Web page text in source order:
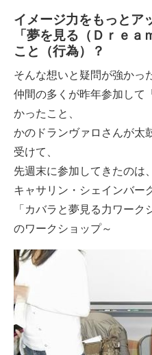
イメージ力をもっとア
「夢を見る（Ｄｒｅ
こと（行為）？
そんな想いと疑問が強かっ
仲間の多くが昨年参加して
かったこと、
かのドランヴァロさんが太
受けて、
先週末に参加してきたのは、
キャサリン・シェインバー
「カバラと夢見る力ワー
のワークショップ～